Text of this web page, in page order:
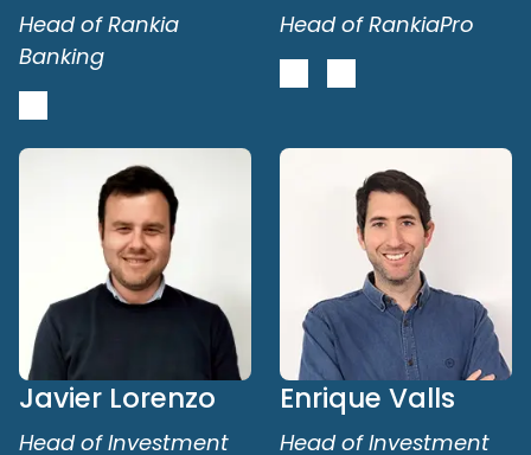
Head of Rankia
Banking
Head of RankiaPro
Javier Lorenzo
Head of Investment
Enrique Valls
Head of Investment